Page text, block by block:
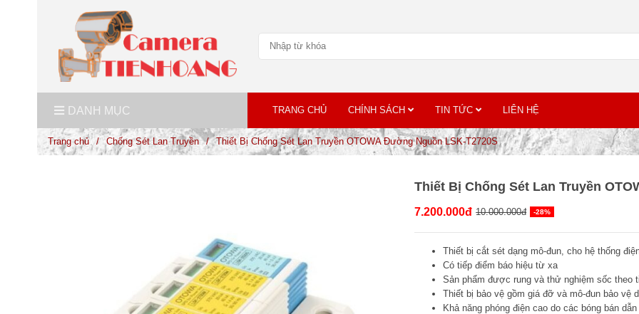
DANH MỤC TRANG CHỦ CHÍNH SÁCH TIN TỨC LIÊN HỆ
Trang chủ / Chống Sét Lan Truyền / Thiết Bị Chống Sét Lan Truyền OTOWA Đường Nguồn LSK-T2720S
Thiết Bị Chống Sét Lan Truyền
7.200.000đ 10.000.000đ -28%
Thiết bị cắt sét dạng mô-đun, cho hệ thống
Có tiếp điểm báo hiệu từ xa
Sản phẩm được rung và thử nghiệm sốc theo
Thiết bị bảo vệ gồm giá đỡ và mô-đun bảo vệ
Khả năng phóng điện cao do các bóng bán